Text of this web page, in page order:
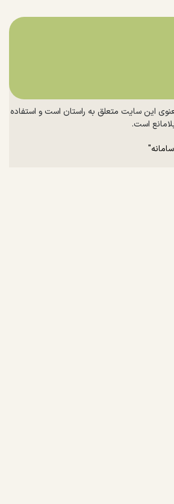
این سایت متعلق به راستان است و استفاده
است.